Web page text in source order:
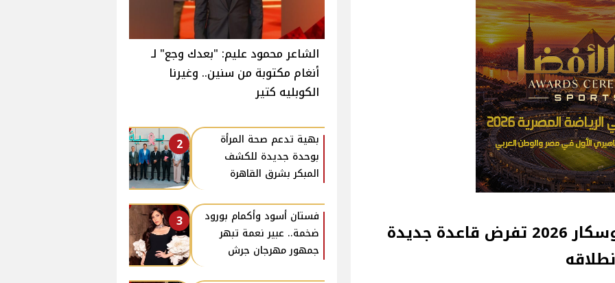
إدارة حفل توزيع جوائز الأوسكار 2026 تفرض قاعدة جديدة
الشاعر محمود عليم: "بعدك وجع" لـ
أنغام مكتوبة من سنين.. وغيرنا
الكوبليه كتير
2
بهية تدعم صحة المرأة
بوحدة جديدة للكشف
المبكر بشرق القاهرة
3
فستان أسود وأكمام بورود
ضخمة.. عبير نعمة تبهر
جمهور مهرجان جرش